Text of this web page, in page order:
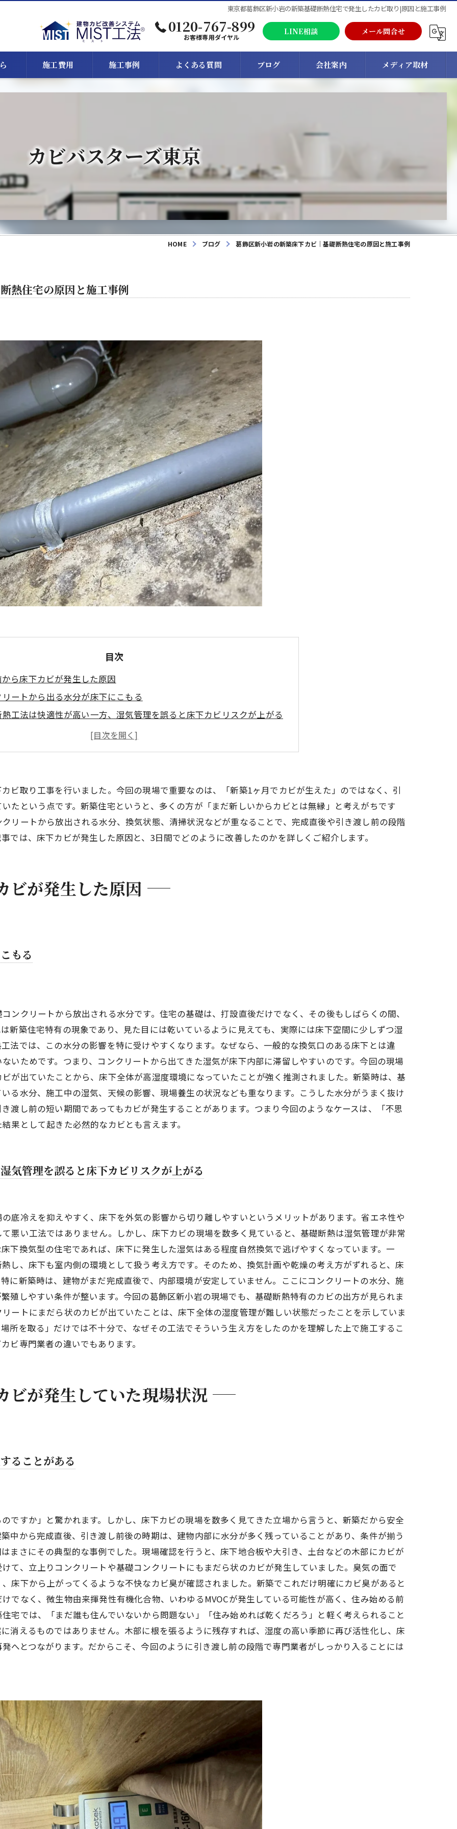
東京都葛飾区新小岩の新築基礎断熱住宅で発生したカビ取り|原因と施工事例
0120-767-899
お客様専用ダイヤル
LINE相談 メール問合せ
施工費用 施工事例 よくある質問 ブログ 会社案内 メディア取材
カビバスターズ東京
HOME ブログ 葛飾区新小岩の新築床下カビ｜基礎断熱住宅の原因と施工事例
熱住宅の原因と施工事例
目次
ら床下カビが発生した原因
ートから出る水分が床下にこもる
工法は快適性が高い一方、湿気管理を誤ると床下カビリスクが上がる
ら床下カビが発生していた現場状況
前でも床下にはカビが発生することがある
「薬剤の浸透」を左右する
塗布」を繰り返すカビ取り
づかない施工の限界
住宅らしいカビの広がり方
ビ取り清掃に必要な吸引力
掃前
掃後
処理｜2〜3工程で行った理由
ビは表面だけではない
たコンクリートの除カビ処理
ンクリートから基礎コンクリートまで範囲を分けて処理した理由
ートも2〜3工程で処理した理由
た確認・補修・除菌処理
スメーカー担当者様の反応
者に頼んで良かった」と言っていただけた理由
で床下カビにお困りの方へ
床下カビは起こる
・東京23区で床下カビ取りならカビバスターズ東京へ
ビ取り工事を行いました。今回の現場で重要なのは、「新築1ヶ月でカビが生えた」のではなく、引
たという点です。新築住宅というと、多くの方が「まだ新しいからカビとは無縁」と考えがちです
リートから放出される水分、換気状態、清掃状況などが重なることで、完成直後や引き渡し前の段階
では、床下カビが発生した原因と、3日間でどのように改善したのかを詳しくご紹介します。
ビが発生した原因
もる
ンクリートから放出される水分です。住宅の基礎は、打設直後だけでなく、その後もしばらくの間、
新築住宅特有の現象であり、見た目には乾いているように見えても、実際には床下空間に少しずつ湿
法では、この水分の影響を特に受けやすくなります。なぜなら、一般的な換気口のある床下とは違
いためです。つまり、コンクリートから出てきた湿気が床下内部に滞留しやすいのです。今回の現場
が出ていたことから、床下全体が高湿度環境になっていたことが強く推測されました。新築時は、基
る水分、施工中の湿気、天候の影響、現場養生の状況なども重なります。こうした水分がうまく抜け
渡し前の短い期間であってもカビが発生することがあります。つまり今回のようなケースは、「不思
果として起きた必然的なカビとも言えます。
気管理を誤ると床下カビリスクが上がる
底冷えを抑えやすく、床下を外気の影響から切り離しやすいというメリットがあります。省エネ性や
悪い工法ではありません。しかし、床下カビの現場を数多く見ていると、基礎断熱は湿気管理が非常
下換気型の住宅であれば、床下に発生した湿気はある程度自然換気で逃げやすくなっています。一
し、床下も室内側の環境として扱う考え方です。そのため、換気計画や乾燥の考え方がずれると、床
に新築時は、建物がまだ完成直後で、内部環境が安定していません。ここにコンクリートの水分、施
殖しやすい条件が整います。今回の葛飾区新小岩の現場でも、基礎断熱特有のカビの出方が見られま
ートにまだら状のカビが出ていたことは、床下全体の湿度管理が難しい状態だったことを示していま
所を取る」だけでは不十分で、なぜその工法でそういう生え方をしたのかを理解した上で施工するこ
ビ専門業者の違いでもあります。
ビが発生していた現場状況
ることがある
ですか」と驚かれます。しかし、床下カビの現場を数多く見てきた立場から言うと、新築だから安全
中から完成直後、引き渡し前後の時期は、建物内部に水分が多く残っていることがあり、条件が揃う
まさにその典型的な事例でした。現場確認を行うと、床下地合板や大引き、土台などの木部にカビが
て、立上りコンクリートや基礎コンクリートにもまだら状のカビが発生していました。臭気の面で
床下から上がってくるような不快なカビ臭が確認されました。新築でこれだけ明確にカビ臭があると
でなく、微生物由来揮発性有機化合物、いわゆるMVOCが発生している可能性が高く、住み始める前
宅では、「まだ誰も住んでいないから問題ない」「住み始めれば乾くだろう」と軽く考えられること
消えるものではありません。木部に根を張るように残存すれば、湿度の高い季節に再び活性化し、床
へとつながります。だからこそ、今回のように引き渡し前の段階で専門業者がしっかり入ることには